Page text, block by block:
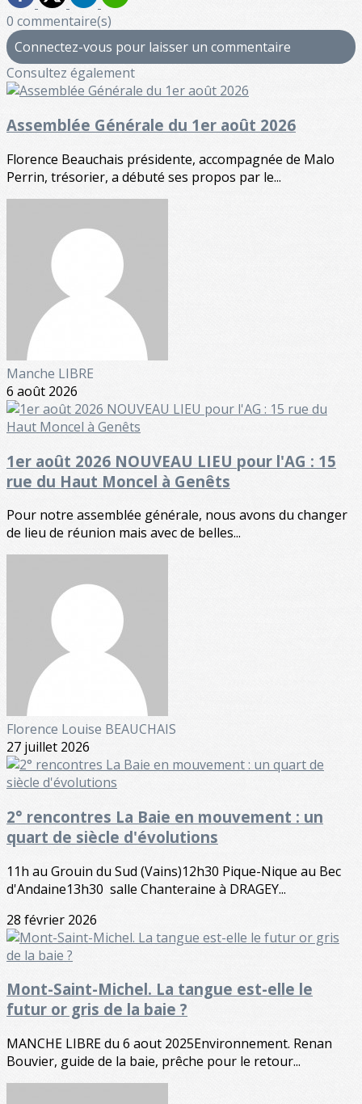
0 commentaire(s)
Connectez-vous pour laisser un commentaire
Consultez également
Assemblée Générale du 1er août 2026
Florence Beauchais présidente, accompagnée de Malo
Perrin, trésorier, a débuté ses propos par le...
Manche LIBRE
6 août 2026
1er août 2026 NOUVEAU LIEU pour l'AG : 15
rue du Haut Moncel à Genêts
Pour notre assemblée générale, nous avons du changer
de lieu de réunion mais avec de belles...
Florence Louise BEAUCHAIS
27 juillet 2026
2° rencontres La Baie en mouvement : un
quart de siècle d'évolutions
11h au Grouin du Sud (Vains)12h30 Pique-Nique au Bec
d'Andaine13h30 salle Chanteraine à DRAGEY...
28 février 2026
Mont-Saint-Michel. La tangue est-elle le
futur or gris de la baie ?
MANCHE LIBRE du 6 aout 2025Environnement. Renan
Bouvier, guide de la baie, prêche pour le retour...